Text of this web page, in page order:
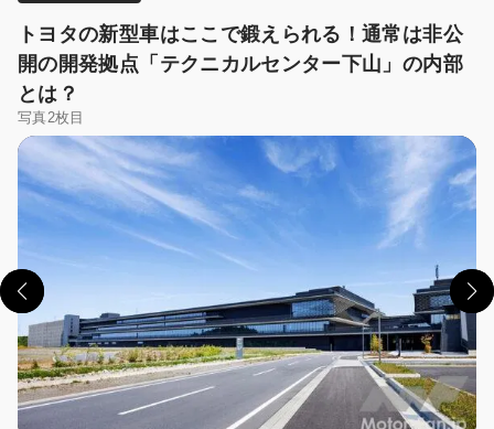
トヨタの新型車はここで鍛えられる！通常は非公
開の開発拠点「テクニカルセンター下山」の内部
とは？
写真2枚目